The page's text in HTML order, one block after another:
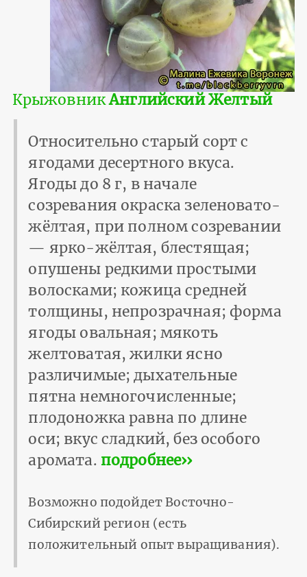
КрыжовникАнглийский Желтый
Относительно старый сорт с
ягодами десертного вкуса.
Ягоды до 8 г, в начале
созревания окраска зеленовато-
жёлтая, при полном созревании
— ярко-жёлтая, блестящая;
опушены редкими простыми
волосками; кожица средней
толщины, непрозрачная; форма
ягоды овальная; мякоть
желтоватая, жилки ясно
различимые; дыхательные
пятна немногочисленные;
плодоножка равна по длине
оси; вкус сладкий, без особого
аромата. подробнее››
Возможно подойдет Восточно-
Сибирский регион (есть
положительный опыт выращивания).